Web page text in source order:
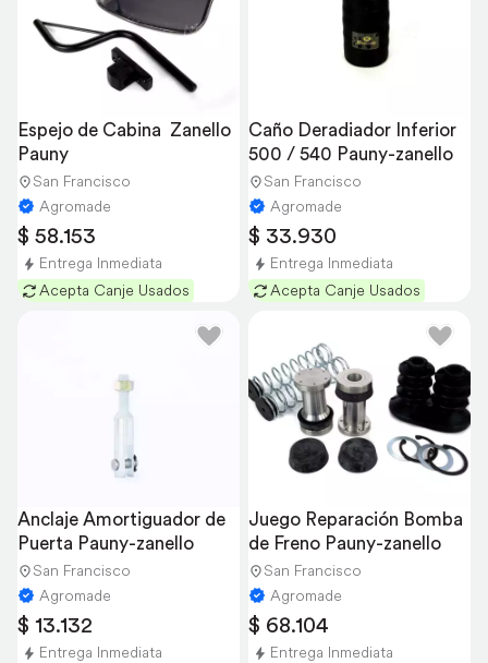
Espejo de Cabina  Zanello
Pauny
San Francisco
Agromade
$ 58.153
Entrega Inmediata
Acepta Canje Usados
Caño Deradiador Inferior
500 / 540 Pauny-zanello
San Francisco
Agromade
$ 33.930
Entrega Inmediata
Acepta Canje Usados
Anclaje Amortiguador de
Puerta Pauny-zanello
San Francisco
Agromade
$ 13.132
Entrega Inmediata
Juego Reparación Bomba
de Freno Pauny-zanello
San Francisco
Agromade
$ 68.104
Entrega Inmediata